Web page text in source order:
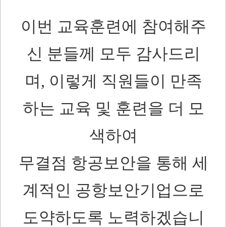
이번 교육훈련에 참여해주
신 분들께 모두 감사드리
며, 이렇게 직원들이 만족
하는 교육 및 훈련을 더 모
색하여
무결점 항공보안을 통해 세
계적인 공항보안기업으로
도약하도록 노력하겠습니